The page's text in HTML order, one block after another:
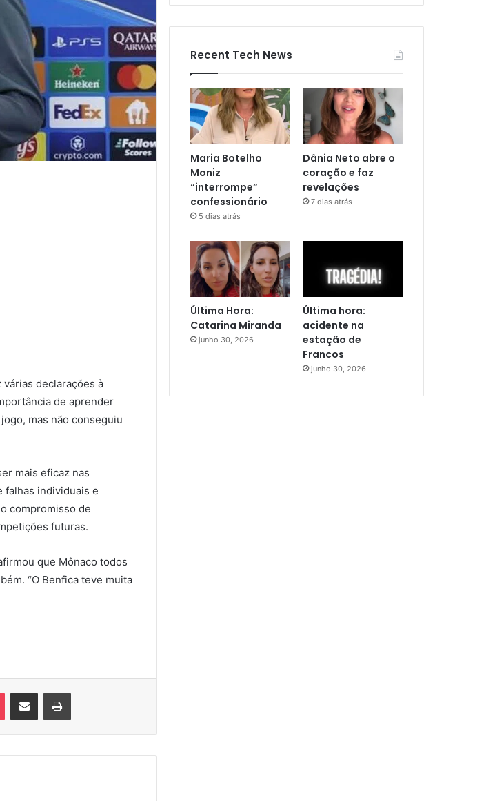
declarações à
de aprender
mas não conseguiu
mais eficaz nas
falhas individuais e
compromisso de
futuras.
que Mônaco todos
“O Benfica teve muita
Pocket Compartilhar via e-mail Imprimir
Recent Tech News
Maria Botelho
Moniz
“interrompe”
confessionário
5 dias atrás
Dânia Neto abre o
coração e faz
revelações
7 dias atrás
Última Hora:
Catarina Miranda
junho 30, 2026
Última hora:
acidente na
estação de
Francos
junho 30, 2026